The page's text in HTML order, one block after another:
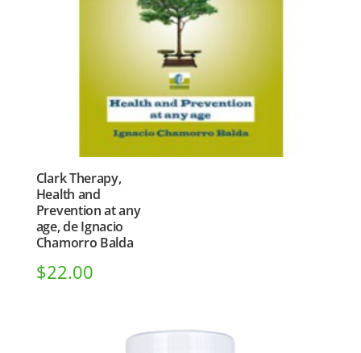
Clark Therapy,
Health and
Prevention at any
age, de Ignacio
Chamorro Balda
$22.00